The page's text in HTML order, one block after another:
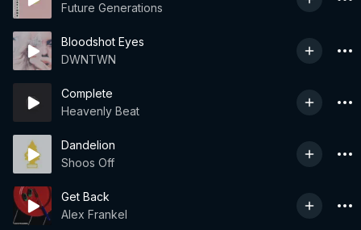
Future Generations
Bloodshot Eyes
DWNTWN
Complete
Heavenly Beat
Dandelion
Shoos Off
Get Back
Alex Frankel